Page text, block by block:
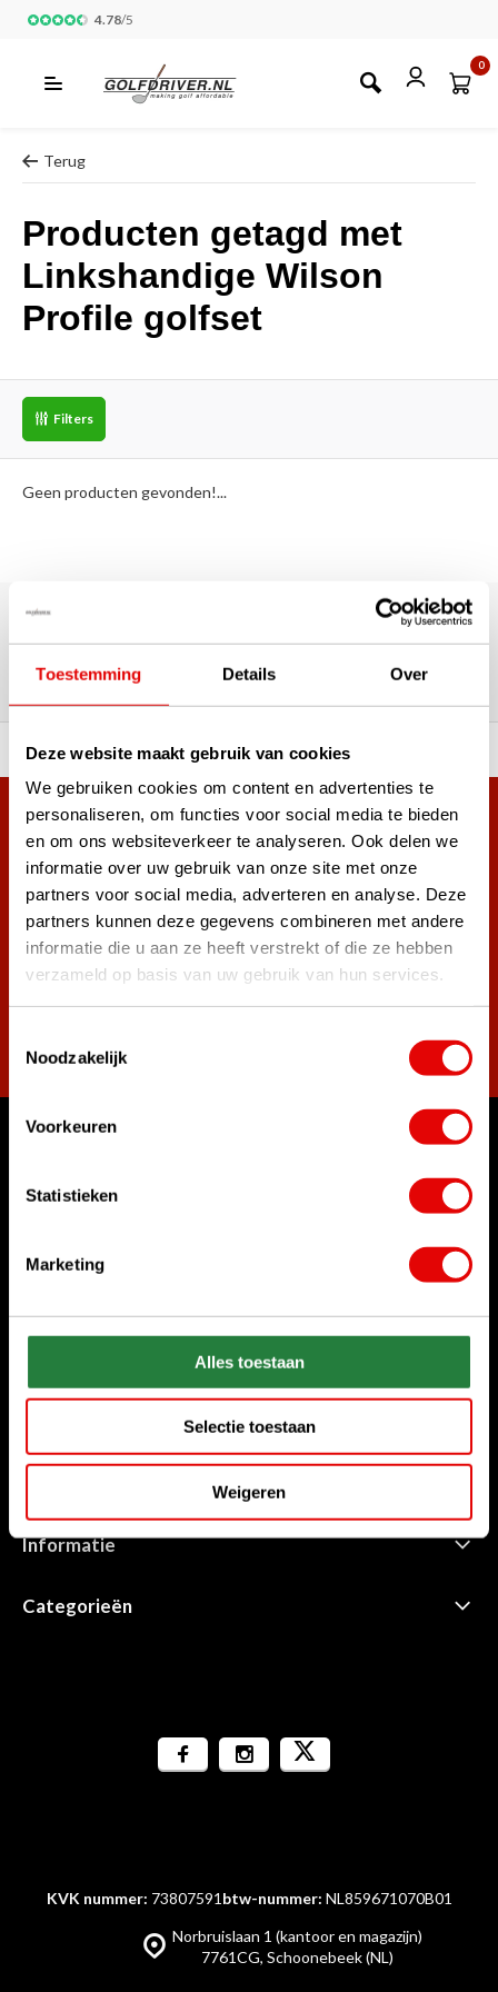
Toestemming Details Over
Deze website maakt gebruik van cookies
We gebruiken cookies om content en advertenties te
personaliseren, om functies voor social media te bieden
en om ons websiteverkeer te analyseren. Ook delen we
informatie over uw gebruik van onze site met onze
partners voor social media, adverteren en analyse. Deze
partners kunnen deze gegevens combineren met andere
informatie die u aan ze heeft verstrekt of die ze hebben
verzameld op basis van uw gebruik van hun services.
Noodzakelijk
Voorkeuren
Statistieken
Marketing
Alles toestaan
Selectie toestaan
Weigeren
4.78/5
0
Terug
Producten getagd met
Linkshandige Wilson
Profile golfset
Filters
Geen producten gevonden!...
180.000+ Klanten | 5.000+ Reviews | Trusted Shops, TrustPilot,
Google
Reviews: Onze klanten aan het
woord
A-merken! Vóór 15:00 besteld,
Meer dan 38.000 klanten hebben zich al
aangemeld.
Word ook lid van de nieuwsbrief en mis nooit meer de beste
golf aanbiedingen!
Start chat
Stuur ons een e-mail
sales@golfdriver.nl
Informatie
Categorieën
Norbruislaan 1 (kantoor en magazijn)
7761CG, Schoonebeek (NL)
KVK nummer: 73807591 btw-nummer: NL859671070B01